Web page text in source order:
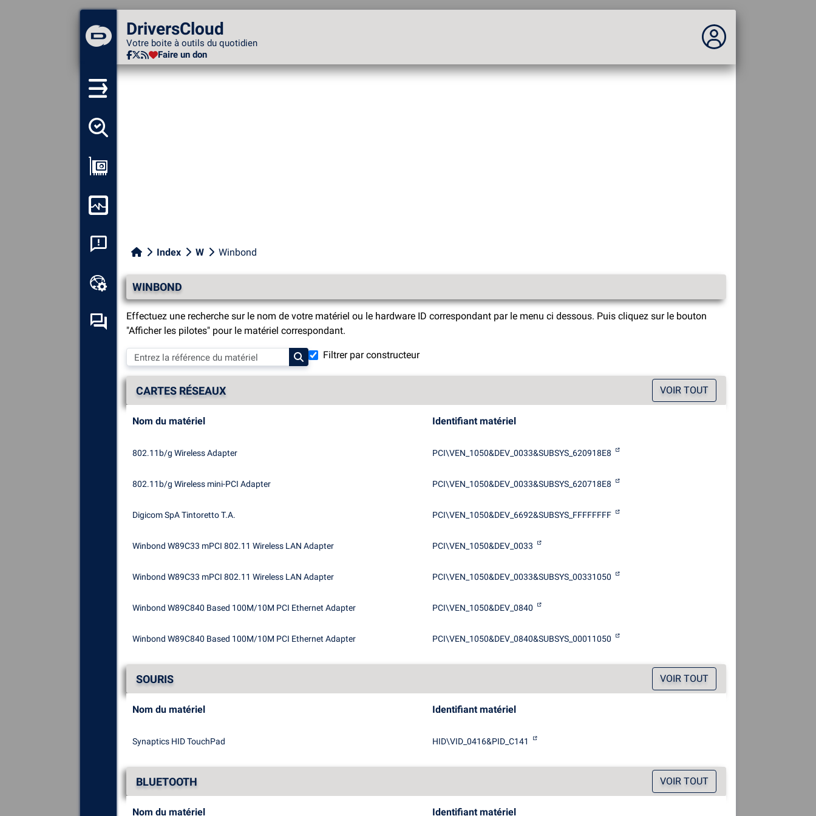
DriversCloud
Votre boite à outils du quotidien
Faire un don
Vous n'êtes pas connecté...
DriversCloud
Votre boite à outils du
quotidien
Faire un don
Boîte à outils en ligne
Forum d’entraide
Explorez tous les composants,
périphériques et logiciels
installés sur votre ordinateur.
Diagnostiquezet réparez
toutes les causes provoquant
Détectezet téléchargez tous
Index W Winbond
WINBOND
Effectuez une recherche sur le nom de votre matériel ou le hardware ID correspondant par le menu ci dessous. Puis cliquez sur le bouton
"Afficher les pilotes" pour le matériel correspondant.
Filtrer par constructeur
CARTES RÉSEAUX VOIR TOUT
Nom du matériel Identifiant matériel
802.11b/g Wireless Adapter PCI\VEN_1050&DEV_0033&SUBSYS_620918E8
802.11b/g Wireless mini-PCI Adapter PCI\VEN_1050&DEV_0033&SUBSYS_620718E8
Digicom SpA Tintoretto T.A. PCI\VEN_1050&DEV_6692&SUBSYS_FFFFFFFF
Winbond W89C33 mPCI 802.11 Wireless LAN Adapter PCI\VEN_1050&DEV_0033
Winbond W89C33 mPCI 802.11 Wireless LAN Adapter PCI\VEN_1050&DEV_0033&SUBSYS_00331050
Winbond W89C840 Based 100M/10M PCI Ethernet Adapter PCI\VEN_1050&DEV_0840
Winbond W89C840 Based 100M/10M PCI Ethernet Adapter PCI\VEN_1050&DEV_0840&SUBSYS_00011050
SOURIS VOIR TOUT
Nom du matériel Identifiant matériel
Synaptics HID TouchPad HID\VID_0416&PID_C141
BLUETOOTH VOIR TOUT
Nom du matériel Identifiant matériel